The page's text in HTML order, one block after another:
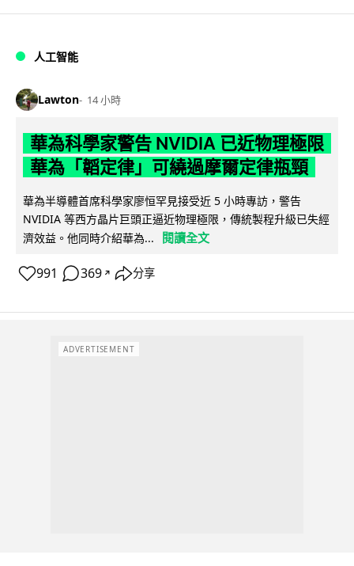
人工智能
Lawton 14 小時
華為科學家警告 NVIDIA 已近物理極限
華為「韜定律」可繞過摩爾定律瓶頸
華為半導體首席科學家廖恒罕見接受近 5 小時專訪，警告
NVIDIA 等西方晶片巨頭正逼近物理極限，傳統製程升級已失經
濟效益。他同時介紹華為...
閱讀全文
991 369 ↗ 分享
ADVERTISEMENT